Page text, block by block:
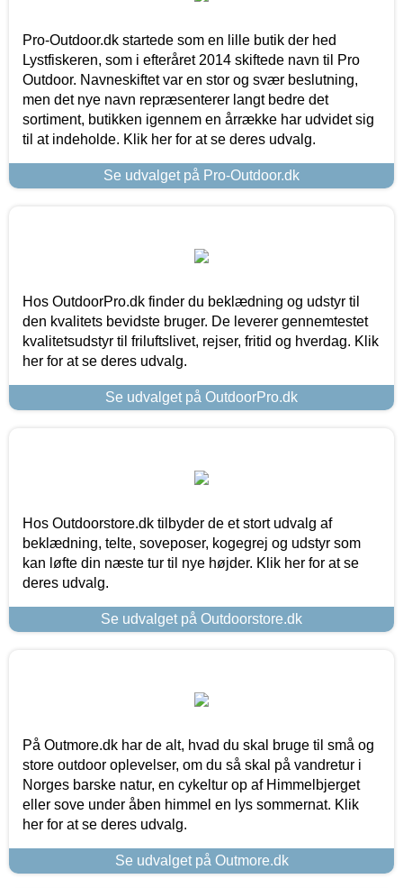
Pro-Outdoor.dk startede som en lille butik der hed
Lystfiskeren, som i efteråret 2014 skiftede navn til Pro
Outdoor. Navneskiftet var en stor og svær beslutning,
men det nye navn repræsenterer langt bedre det
sortiment, butikken igennem en årrække har udvidet sig
til at indeholde. Klik her for at se deres udvalg.
Se udvalget på Pro-Outdoor.dk
Hos OutdoorPro.dk finder du beklædning og udstyr til
den kvalitets bevidste bruger. De leverer gennemtestet
kvalitetsudstyr til friluftslivet, rejser, fritid og hverdag. Klik
her for at se deres udvalg.
Se udvalget på OutdoorPro.dk
Hos Outdoorstore.dk tilbyder de et stort udvalg af
beklædning, telte, soveposer, kogegrej og udstyr som
kan løfte din næste tur til nye højder. Klik her for at se
deres udvalg.
Se udvalget på Outdoorstore.dk
På Outmore.dk har de alt, hvad du skal bruge til små og
store outdoor oplevelser, om du så skal på vandretur i
Norges barske natur, en cykeltur op af Himmelbjerget
eller sove under åben himmel en lys sommernat. Klik
her for at se deres udvalg.
Se udvalget på Outmore.dk